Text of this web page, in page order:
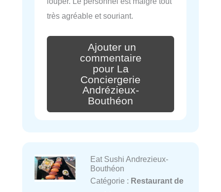
très agréable et souriant.
Ajouter un
commentaire
pour La
Conciergerie
Andrézieux-
Bouthéon
Eat Sushi Andrezieux-
Bouthéon
Catégorie : Restaurant de